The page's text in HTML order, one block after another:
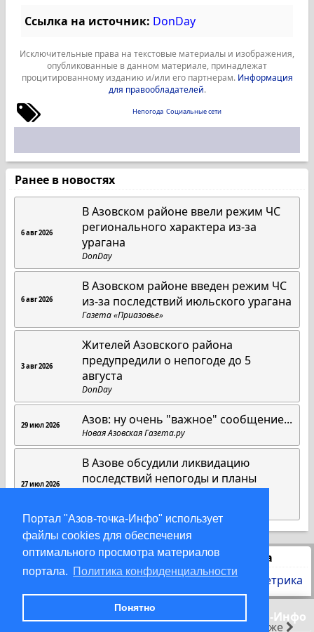
Портал "Азов-точка-Инфо" использует
файлы cookies для обеспечения
оптимального просмотра материалов
портала. Политика конфиденциальности
Понятно
позже
Ссылка на источник: DonDay
Исключительные права на текстовые материалы и изображения,
опубликованные в данном материале, принадлежат
процитированному изданию и/или его партнерам. Информация
для правообладателей.
Непогода Социальные сети
Ранее в новостях
6 авг 2026
В Азовском районе ввели режим ЧС
регионального характера из-за
урагана
DonDay
6 авг 2026
В Азовском районе введен режим ЧС
из-за последствий июльского урагана
Газета «Приазовье»
3 авг 2026
Жителей Азовского района
предупредили о непогоде до 5
августа
DonDay
29 июл 2026 Азов: ну очень "важное" сообщение...
Новая Азовская Газета.ру
27 июл 2026
В Азове обсудили ликвидацию
последствий непогоды и планы
Статистика
© 2000-2026 Азов-точка-Инфо